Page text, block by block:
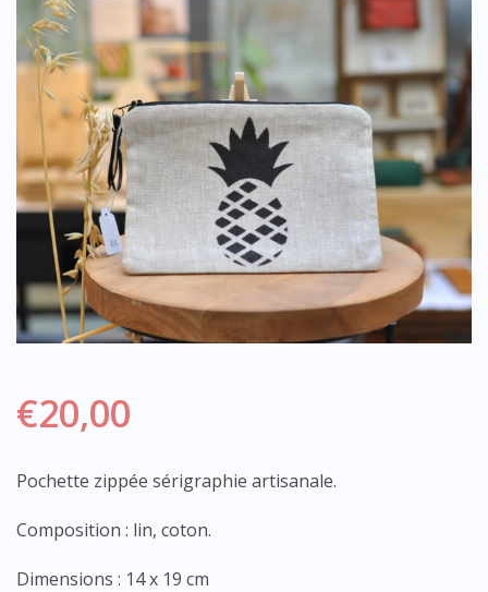
€20,00
Pochette zippée sérigraphie artisanale.
Composition : lin, coton.
Dimensions : 14 x 19 cm